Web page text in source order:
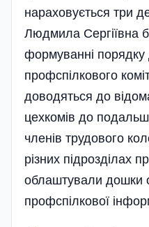
нараховується три
Людмила Сергіївна
формуванні порядку
профспілкового
доводяться до
цехкомів до
членів трудового
різних підрозділах
облаштували дошки
профспілкової